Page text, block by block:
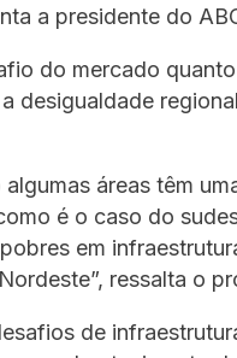
a presidente do
do mercado
desigualdade
algumas áreas têm
é o caso do
em
ressalta o
de